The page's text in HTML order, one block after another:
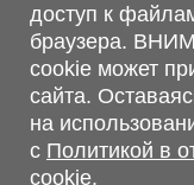
г. Брест, ул.
Обращаем Ваше
информация,
характеристик,
сервисного
не является
Гражданского
доступ к
браузера.
cookie может
сайта.
на
с Политикой в
cookie.